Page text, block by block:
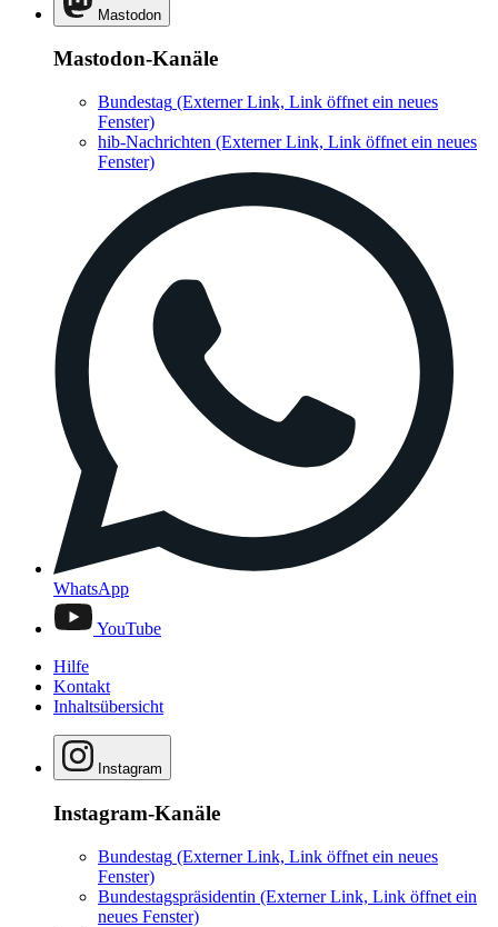
Mastodon
Mastodon-Kanäle
Bundestag (Externer Link, Link öffnet ein neues
Fenster)
hib-Nachrichten (Externer Link, Link öffnet ein neues
Fenster)
WhatsApp
YouTube
Hilfe
Kontakt
Inhaltsübersicht
Instagram
Instagram-Kanäle
Bundestag (Externer Link, Link öffnet ein neues
Fenster)
Bundestagspräsidentin (Externer Link, Link öffnet ein
neues Fenster)